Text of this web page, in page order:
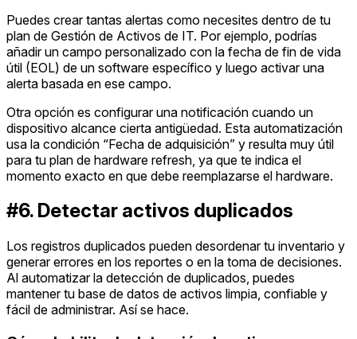
Puedes crear tantas alertas como necesites dentro de tu
plan de Gestión de Activos de IT. Por ejemplo, podrías
añadir un campo personalizado con la fecha de fin de vida
útil (EOL) de un software específico y luego activar una
alerta basada en ese campo.
Otra opción es configurar una notificación cuando un
dispositivo alcance cierta antigüedad. Esta automatización
usa la condición “Fecha de adquisición” y resulta muy útil
para tu plan de hardware refresh, ya que te indica el
momento exacto en que debe reemplazarse el hardware.
#6. Detectar activos duplicados
Los registros duplicados pueden desordenar tu inventario y
generar errores en los reportes o en la toma de decisiones.
Al automatizar la detección de duplicados, puedes
mantener tu base de datos de activos limpia, confiable y
fácil de administrar. Así se hace.